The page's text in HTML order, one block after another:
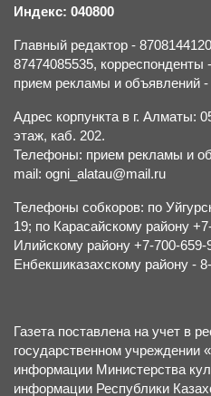
Индекс: 040800
Главный редактор -
87474085535, корреспонденты
прием рекламы и объявлений
Адрес корпункта в г. Алматы:
этаж, каб. 202.
Телефоны: прием рекламы и
mail: ogni_alatau@mail.ru
Телефоны собкоров: по
19; по Карасайскому району
Илийскому району +7-700-659-
Енбекшиказахскому району -
Газета поставлена на учет в
государственном учреждении
информации Министерства
информации Республики